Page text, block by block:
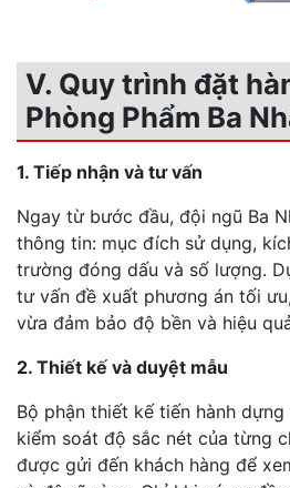
V. Quy trình đặt
Phòng Phẩm Ba
1. Tiếp nhận và tư vấn
Ngay từ bước đầu, đội ngũ Ba
thông tin: mục đích sử dụng,
trường đóng dấu và số lượng.
tư vấn đề xuất phương án tối
vừa đảm bảo độ bền và hiệu
2. Thiết kế và duyệt mẫu
Bộ phận thiết kế tiến hành
kiểm soát độ sắc nét của từng
được gửi đến khách hàng để